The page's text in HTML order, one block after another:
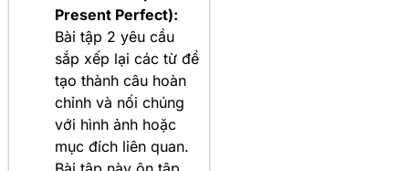
Present Perfect):
Bài tập 2 yêu cầu
sắp xếp lại các từ để
tạo thành câu hoàn
chỉnh và nối chúng
với hình ảnh hoặc
mục đích liên quan.